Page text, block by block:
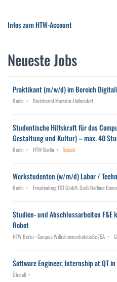
Infos zum HTW-Account
Neueste Jobs
Praktikant (m/w/d) im Bereich
Berlin Bezirksamt Marzahn-Hellersdorf
Studentische Hilfskraft für das
Gestaltung und Kultur) – max. 40
Berlin HTW Berlin Teilzeit
Werkstudenten (w/m/d) Labor /
Berlin Freudenberg FST GmbH, Groß-Berliner
Studien- und Abschlussarbeiten
Robot
HTW Berlin - Campus Wilhelmienenhofstraße 75A
Software Engineer, Internship at QT
Überall